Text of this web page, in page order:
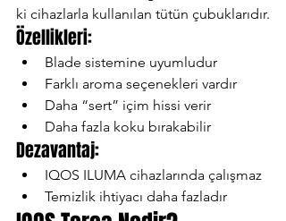
ki cihazlarla kullanılan tütün çubuklarıdır.
Özellikleri:
Blade sistemine uyumludur
Farklı aroma seçenekleri vardır
Daha “sert” içim hissi verir
Daha fazla koku bırakabilir
Dezavantaj:
IQOS ILUMA cihazlarında çalışmaz
Temizlik ihtiyacı daha fazladır